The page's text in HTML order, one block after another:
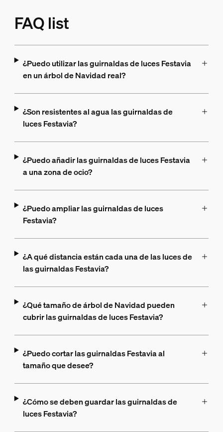
FAQ list
¿Puedo utilizar las guirnaldas de luces Festavia
en un árbol de Navidad real?
¿Son resistentes al agua las guirnaldas de
luces Festavia?
¿Puedo añadir las guirnaldas de luces Festavia
a una zona de ocio?
¿Puedo ampliar las guirnaldas de luces
Festavia?
¿A qué distancia están cada una de las luces de
las guirnaldas Festavia?
¿Qué tamaño de árbol de Navidad pueden
cubrir las guirnaldas de luces Festavia?
¿Puedo cortar las guirnaldas Festavia al
tamaño que desee?
¿Cómo se deben guardar las guirnaldas de
luces Festavia?